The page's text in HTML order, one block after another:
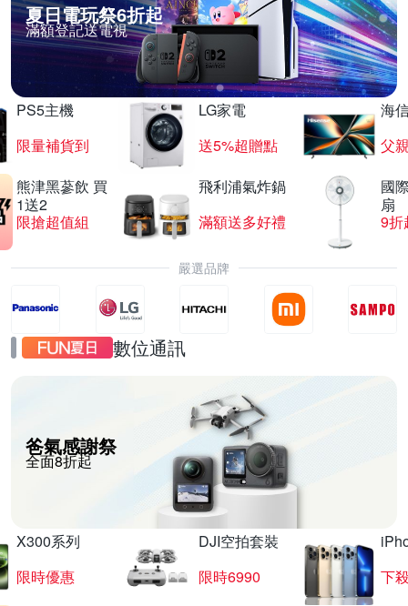
夏日電玩祭6折起
滿額登記送電視
PS5主機
限量補貨到
LG家電
送5%超贈點
海
父
熊津黑蔘飲 買
1送2
限搶超值組
飛利浦氣炸鍋
滿額送多好禮
國
扇
9折
嚴選品牌
數位通訊
爸氣感謝祭
全面8折起
X300系列
限時優惠
DJI空拍套裝
限時6990
下